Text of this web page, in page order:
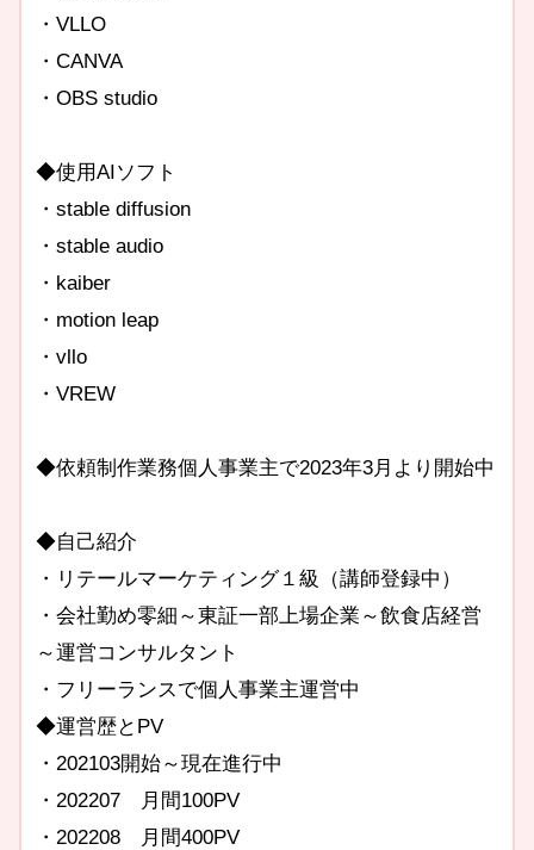
・VLLO
・CANVA
・OBS studio
◆使用AIソフト
・stable diffusion
・stable audio
・kaiber
・motion leap
・vllo
・VREW
◆依頼制作業務個人事業主で2023年3月より開始中
◆自己紹介
・リテールマーケティング１級（講師登録中）
・会社勤め零細～東証一部上場企業～飲食店経営
～運営コンサルタント
・フリーランスで個人事業主運営中
◆運営歴とPV
・202103開始～現在進行中
・202207 月間100PV
・202208 月間400PV